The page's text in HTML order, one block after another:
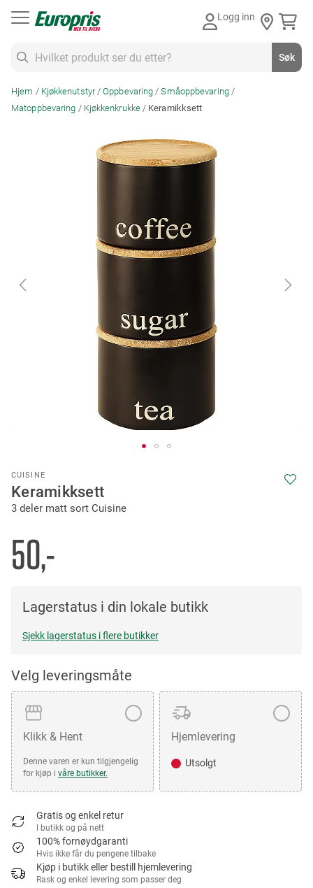
Logg inn
Søk
Hjem Kjøkkenutstyr Oppbevaring
Småoppbevaring
Matoppbevaring
Kjøkkenkrukke Keramikksett
CUISINE
Keramikksett
3 deler matt sort Cuisine
50,-
Lagerstatus i din lokale butikk
Sjekk lagerstatus i flere butikker
Velg leveringsmåte
Klikk & Hent
Denne varen er kun tilgjengelig
for kjøp i våre butikker.
Hjemlevering
Utsolgt
Gratis og enkel retur
I butikk og på nett
100% fornøydgaranti
Hvis ikke får du pengene tilbake
Kjøp i butikk eller bestill hjemlevering
Rask og enkel levering som passer deg
to
the
beginning
the
images
gallery